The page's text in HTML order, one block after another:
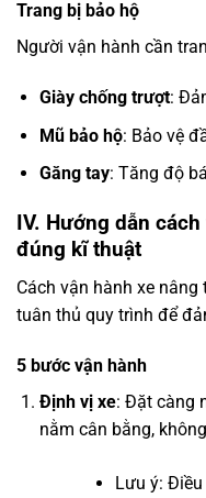
Trang bị bảo hộ
Người vận hành cần
Giày chống trượt:
Mũ bảo hộ: Bảo vệ
Găng tay: Tăng độ
IV. Hướng dẫn
đúng kĩ thuật
Cách vận hành xe
tuân thủ quy trình để
5 bước vận hành
Định vị xe: Đặt càng
nằm cân bằng,
Lưu ý: